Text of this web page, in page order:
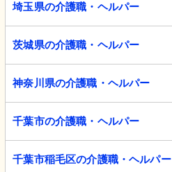
埼玉県の介護職・ヘルパー
茨城県の介護職・ヘルパー
神奈川県の介護職・ヘルパー
千葉市の介護職・ヘルパー
千葉市稲毛区の介護職・ヘルパー